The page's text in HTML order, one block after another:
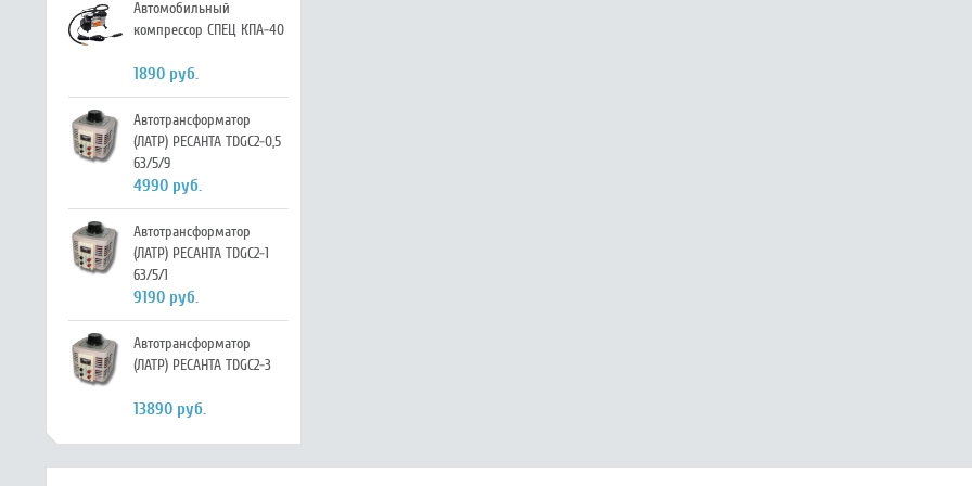
Автомобильный
компрессор СПЕЦ КПА-40
1890 руб.
Автотрансформатор
(ЛАТР) РЕСАНТА TDGC2-0,5
63/5/9
4990 руб.
Автотрансформатор
(ЛАТР) РЕСАНТА TDGC2-1
63/5/1
9190 руб.
Автотрансформатор
(ЛАТР) РЕСАНТА TDGC2-3
13890 руб.